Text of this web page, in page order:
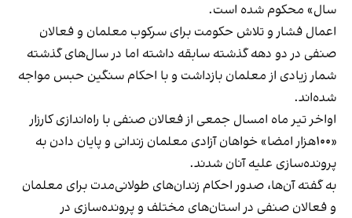
سال» محکوم شده است.
اعمال فشار و تلاش حکومت برای سرکوب معلمان و فعالان
صنفی در دو دهه گذشته سابقه داشته اما در سال‌های گذشته
شمار زیادی از معلمان بازداشت و با احکام سنگین حبس مواجه
شده‌اند.
اواخر تیر ماه امسال جمعی از فعالان صنفی با راه‌اندازی کارزار
«۱۰۰هزار امضا» خواهان آزادی معلمان زندانی و پایان دادن به
پرونده‌سازی علیه آنان شدند.
به گفته آن‌ها، صدور احکام زندان‌های طولانی‌مدت برای معلمان
و فعالان صنفی در استان‌های مختلف و پرونده‌سازی در